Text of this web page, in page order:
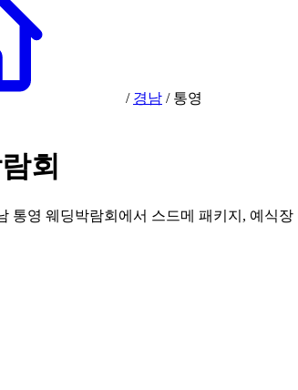
/ 경남 / 통영
회
통영 웨딩박람회에서 스드메 패키지, 예식